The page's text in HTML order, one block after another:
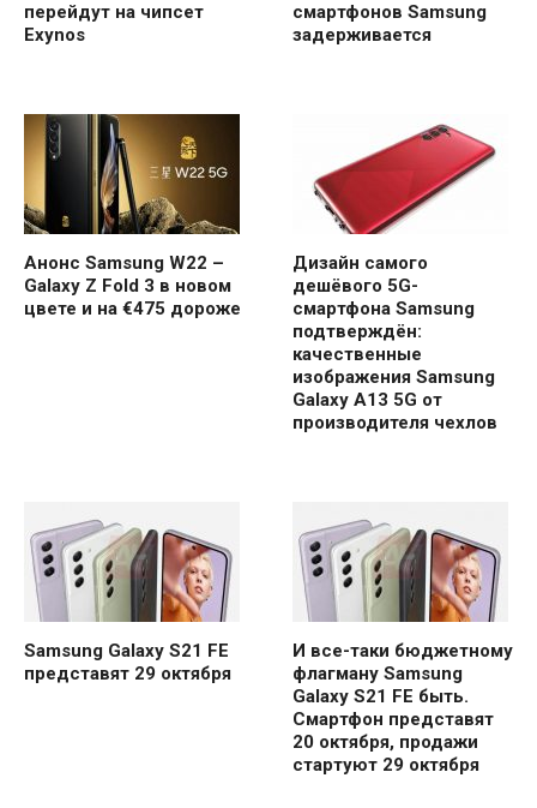
перейдут на чипсет
Exynos
смартфонов Samsung
задерживается
Анонс Samsung W22 –
Galaxy Z Fold 3 в новом
цвете и на €475 дороже
Дизайн самого
дешёвого 5G-
смартфона Samsung
подтверждён:
качественные
изображения Samsung
Galaxy A13 5G от
производителя чехлов
Samsung Galaxy S21 FE
представят 29 октября
И все-таки бюджетному
флагману Samsung
Galaxy S21 FE быть.
Смартфон представят
20 октября, продажи
стартуют 29 октября